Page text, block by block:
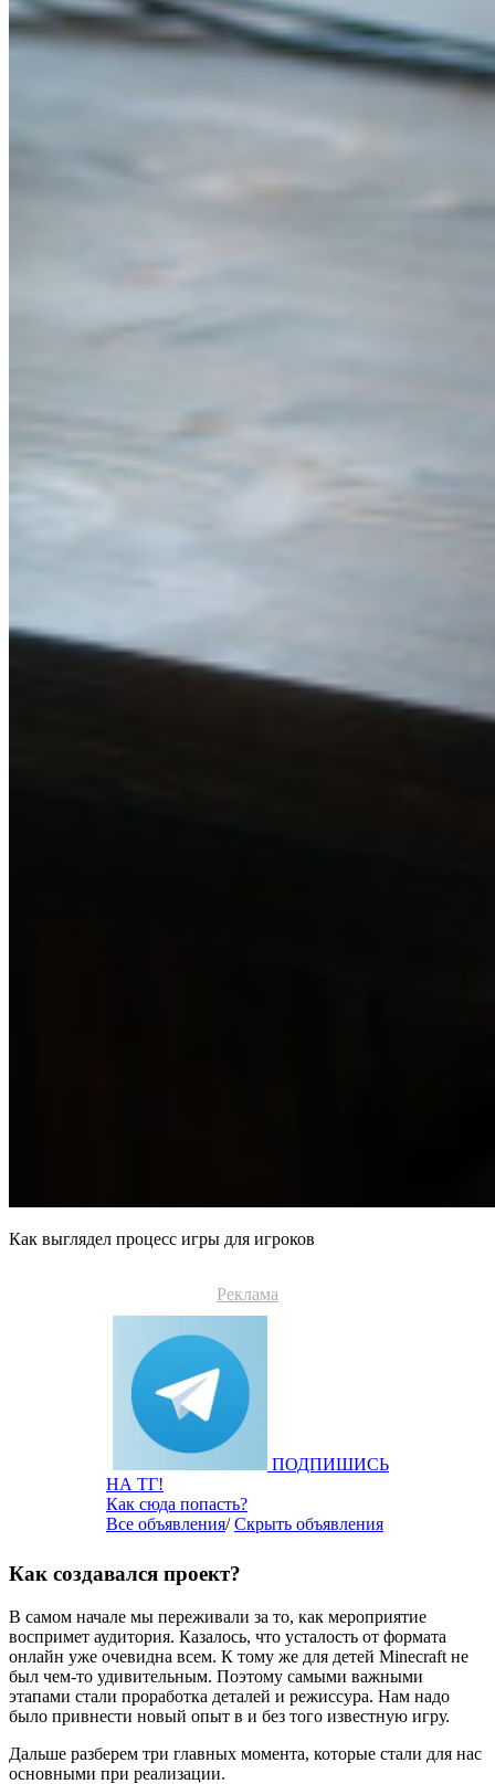
Как выглядел процесс игры для игроков
Реклама
ПОДПИШИСЬ
НА ТГ!
Как сюда попасть?
Все объявления/Скрыть объявления
Как создавался проект?
В самом начале мы переживали за то, как мероприятие
воспримет аудитория. Казалось, что усталость от формата
онлайн уже очевидна всем. К тому же для детей Minecraft не
был чем-то удивительным. Поэтому самыми важными
этапами стали проработка деталей и режиссура. Нам надо
было привнести новый опыт в и без того известную игру.
Дальше разберем три главных момента, которые стали для нас
основными при реализации.